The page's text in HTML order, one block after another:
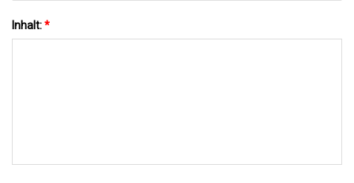
Inhalt:*